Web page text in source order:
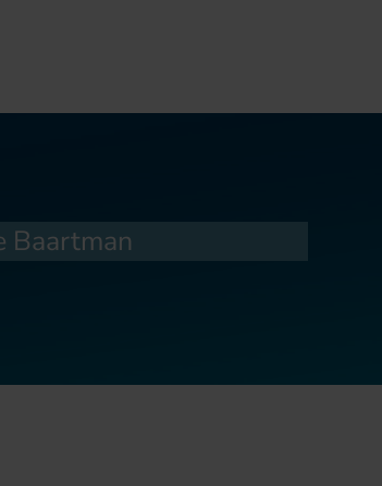
Baartman